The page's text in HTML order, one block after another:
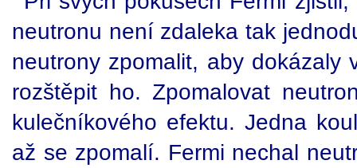
neutronu není zdaleka tak
neutrony zpomalit, aby dokázaly
rozštěpit ho. Zpomalovat
kulečníkového efektu. Jedna
až se zpomalí. Fermi nechal